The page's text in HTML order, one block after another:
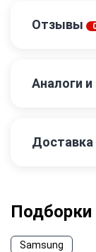
Отзывы
Аналоги
Доставка
Подборки
Samsung